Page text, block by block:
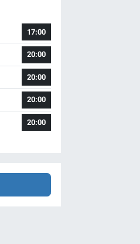
17:00
20:00
20:00
20:00
20:00